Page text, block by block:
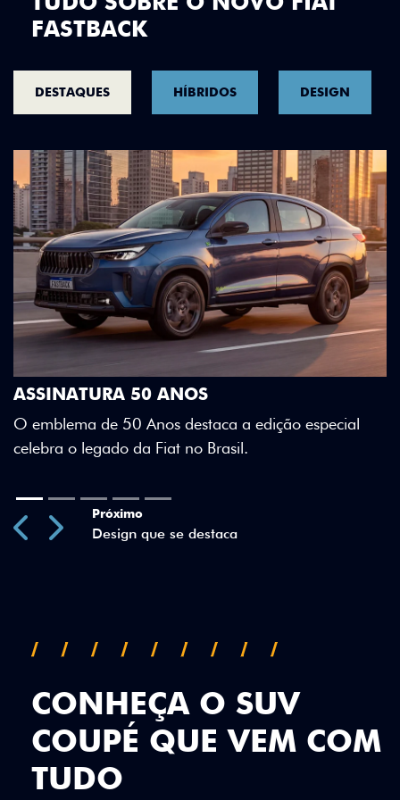
FASTBACK
DESTAQUES HÍBRIDOS DESIGN
DESIGN QUE SE DESTACA
Teto bicolor, adesivos estilizados e detalhes
Green criam uma identidade visual única.
CONHEÇA O SUV
COUPÉ QUE VEM COM
TUDO